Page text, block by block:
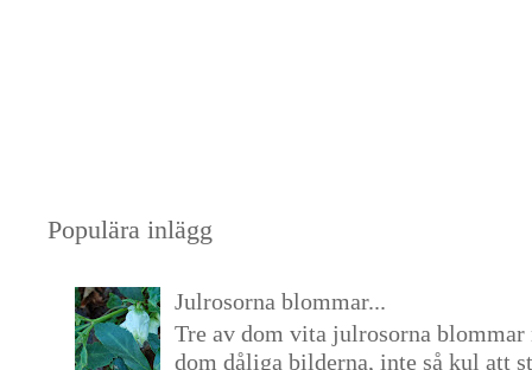
Populära inlägg
Julrosorna blommar...
Tre av dom vita julrosorna blommar
dom dåliga bilderna, inte så kul att